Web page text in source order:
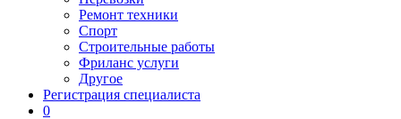
Ремонт техники
Спорт
Строительные работы
Фриланс услуги
Другое
Регистрация специалиста
0